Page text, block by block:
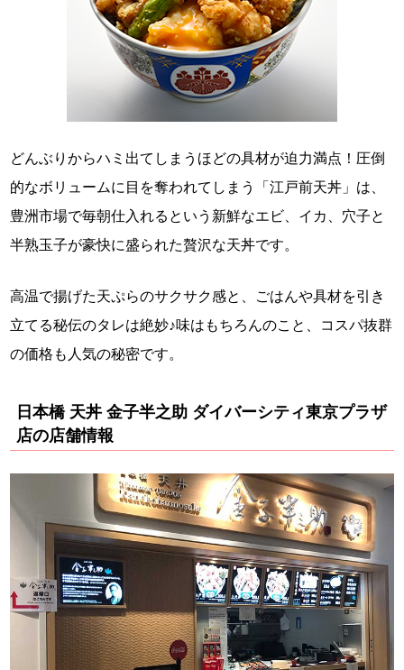
どんぶりからハミ出てしまうほどの具材が迫力満点！圧倒
的なボリュームに目を奪われてしまう「江戸前天丼」は、
豊洲市場で毎朝仕入れるという新鮮なエビ、イカ、穴子と
半熟玉子が豪快に盛られた贅沢な天丼です。
高温で揚げた天ぷらのサクサク感と、ごはんや具材を引き
立てる秘伝のタレは絶妙♪味はもちろんのこと、コスパ抜群
の価格も人気の秘密です。
日本橋 天丼 金子半之助 ダイバーシティ東京プラザ
店の店舗情報